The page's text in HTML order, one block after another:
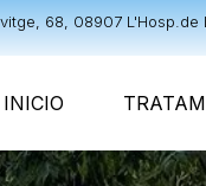
68, 08907 L'Hosp.de
INICIO